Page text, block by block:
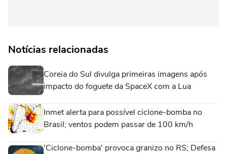
Notícias relacionadas
Coreia do Sul divulga primeiras imagens após
impacto do foguete da SpaceX com a Lua
Inmet alerta para possível ciclone-bomba no
Brasil; ventos podem passar de 100 km/h
'Ciclone-bomba' provoca granizo no RS; Defesa